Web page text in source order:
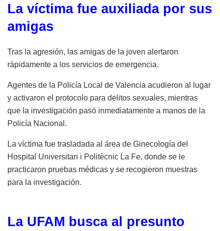
La víctima fue auxiliada por sus
amigas
Tras la agresión, las amigas de la joven alertaron
rápidamente a los servicios de emergencia.
Agentes de la Policía Local de Valencia acudieron al lugar
y activaron el protocolo para delitos sexuales, mientras
que la investigación pasó inmediatamente a manos de la
Policía Nacional.
La víctima fue trasladada al área de Ginecología del
Hospital Universitari i Politècnic La Fe, donde se le
practicaron pruebas médicas y se recogieron muestras
para la investigación.
La UFAM busca al presunto